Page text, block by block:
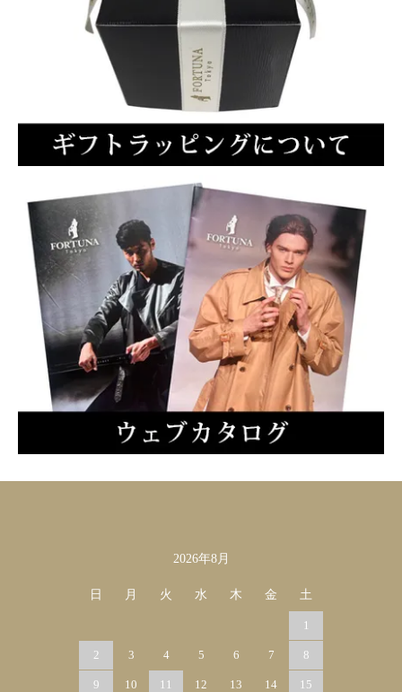
2026年8月
日 月 火 水 木 金 土
1
2 3 4 5 6 7 8
9 10 11 12 13 14 15